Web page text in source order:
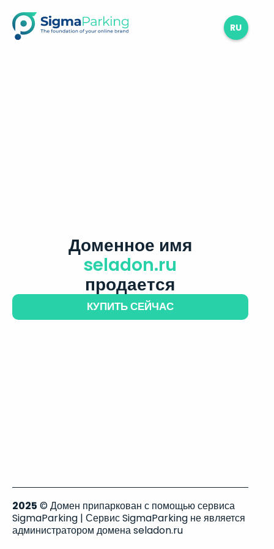
RU
Доменное имя
seladon.ru
продается
КУПИТЬ СЕЙЧАС
2025 © Домен припаркован с помощью сервиса
SigmaParking | Сервис SigmaParking не является
администратором домена seladon.ru